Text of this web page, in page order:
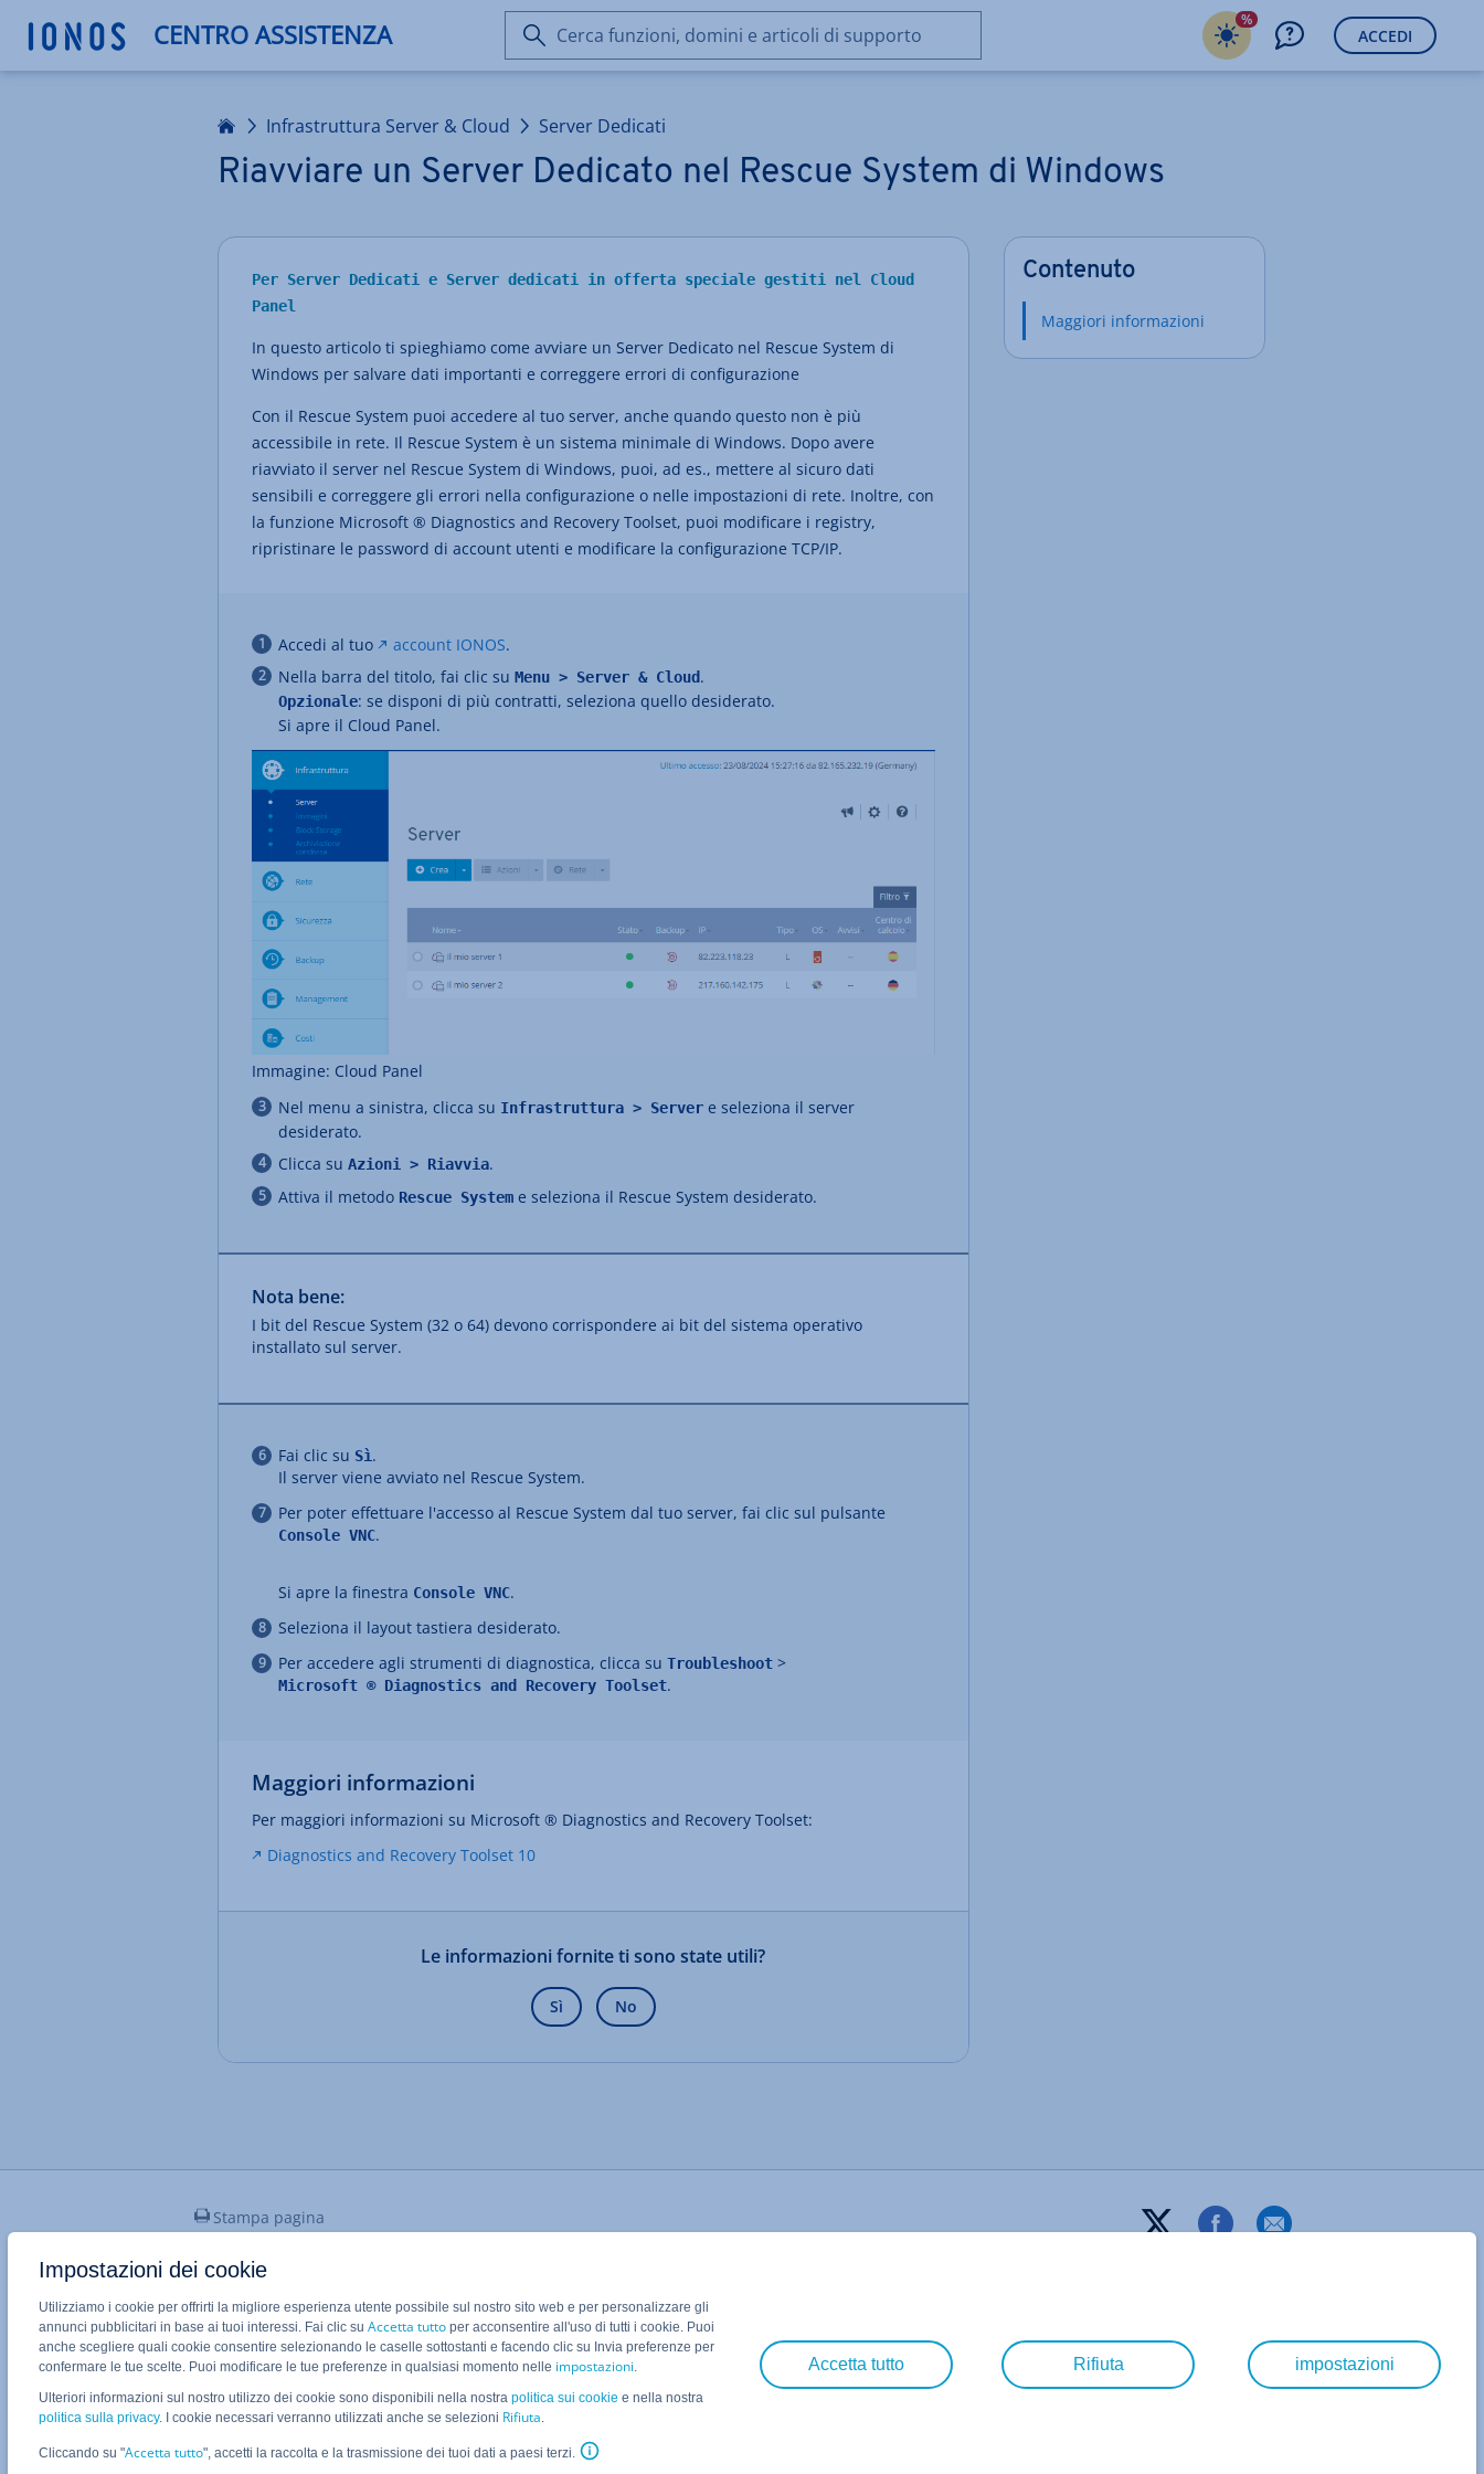
CENTRO ASSISTENZA
Cerca
funzioni,
di
supporto
%
ACCEDI
Homepage Infrastruttura Server & Cloud Server Dedicati
Riavviare un Server Dedicato nel Rescue System di Windows
Per Server Dedicati e Server dedicati in offerta speciale gestiti nel Cloud
Panel
In questo articolo ti spieghiamo come avviare un Server Dedicato nel Rescue System di
Windows per salvare dati importanti e correggere errori di configurazione
Con il Rescue System puoi accedere al tuo server, anche quando questo non è più
accessibile in rete. Il Rescue System è un sistema minimale di Windows. Dopo avere
riavviato il server nel Rescue System di Windows, puoi, ad es., mettere al sicuro dati
sensibili e correggere gli errori nella configurazione o nelle impostazioni di rete. Inoltre, con
la funzione Microsoft ® Diagnostics and Recovery Toolset, puoi modificare i registry,
ripristinare le password di account utenti e modificare la configurazione TCP/IP.
Accedi al tuo account IONOS.
Nella barra del titolo, fai clic su Menu > Server & Cloud.
Opzionale: se disponi di più contratti, seleziona quello desiderato.
Si apre il Cloud Panel.
Immagine: Cloud Panel
Nel menu a sinistra, clicca su Infrastruttura > Server e seleziona il server
desiderato.
Clicca su Azioni > Riavvia.
Attiva il metodo Rescue System e seleziona il Rescue System desiderato.
Nota bene:
I bit del Rescue System (32 o 64) devono corrispondere ai bit del sistema operativo
installato sul server.
Fai clic su Sì.
Il server viene avviato nel Rescue System.
Per poter effettuare l'accesso al Rescue System dal tuo server, fai clic sul pulsante
Console VNC.
Si apre la finestra Console VNC.
Seleziona il layout tastiera desiderato.
Per accedere agli strumenti di diagnostica, clicca su Troubleshoot >
Microsoft ® Diagnostics and Recovery Toolset.
Maggiori informazioni
Per maggiori informazioni su Microsoft ® Diagnostics and Recovery Toolset:
Diagnostics and Recovery Toolset 10
Le informazioni fornite ti sono state utili?
Sì No
Contenuto
Maggiori informazioni
Stampa pagina
Applicazione Mobile IONOS
Impostazioni dei cookie
Utilizziamo i cookie per offrirti la migliore esperienza utente possibile sul nostro sito web e per personalizzare gli
annunci pubblicitari in base ai tuoi interessi. Fai clic su Accetta tuttoper acconsentire all'uso di tutti i cookie. Puoi
anche scegliere quali cookie consentire selezionando le caselle sottostanti e facendo clic su Invia preferenze per
confermare le tue scelte. Puoi modificare le tue preferenze in qualsiasi momento nelle impostazioni.
Ulteriori informazioni sul nostro utilizzo dei cookie sono disponibili nella nostra politica sui cookie e nella nostra
politica sulla privacy. I cookie necessari verranno utilizzati anche se selezioni Rifiuta.
Cliccando su "Accetta tutto", accetti la raccolta e la trasmissione dei tuoi dati a paesi terzi.
Accetta tutto Rifiuta impostazioni